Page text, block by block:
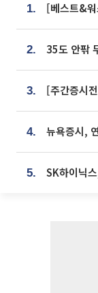
1.
2.
3.
4.
5.